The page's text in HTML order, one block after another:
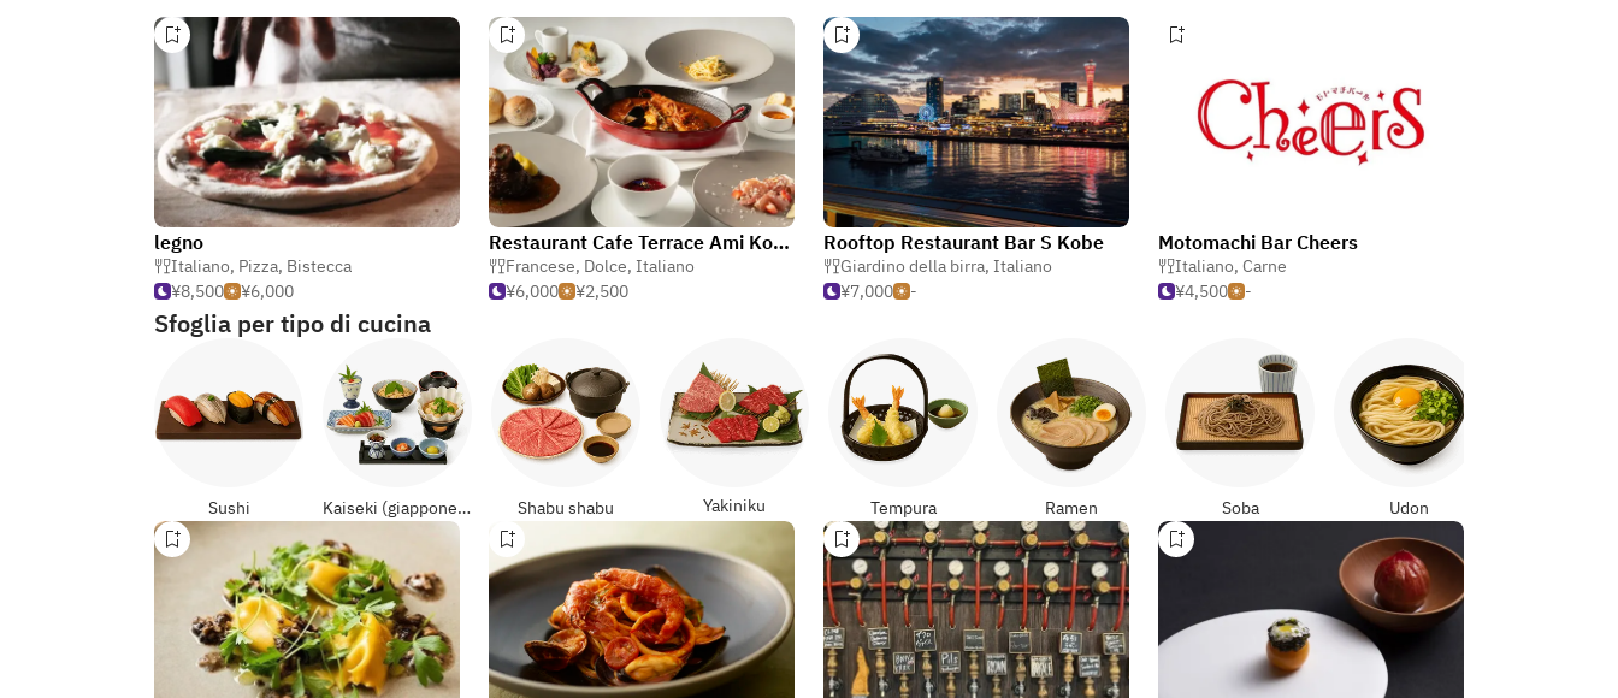
legno
Italiano, Pizza, Bistecca
¥8,500
¥6,000
Restaurant Cafe Terrace Ami Kobe
Francese, Dolce, Italiano
¥6,000
¥2,500
Rooftop Restaurant Bar S Kobe
Giardino della birra, Italiano
¥7,000
-
Motomachi Bar Cheers
Italiano, Carne
¥4,500
-
Sfoglia per tipo di cucina
Sushi Kaiseki (giapponese formali) Shabu shabu Yakiniku Tempura Ramen Soba Udon